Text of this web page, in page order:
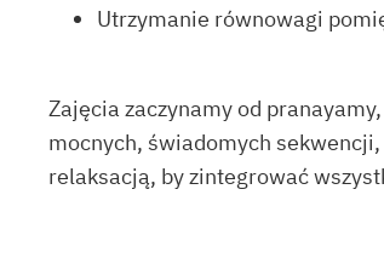
Utrzymanie równowagi
Zajęcia zaczynamy od
mocnych, świadomych
relaksacją, by zintegrować